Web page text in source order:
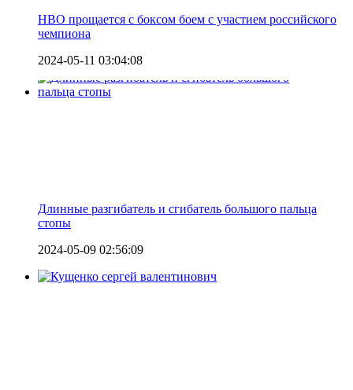
HBO прощается с боксом боем с участием российского
чемпиона
2024-05-11 03:04:08
Длинные разгибатель и сгибатель большого пальца
стопы
2024-05-09 02:56:09